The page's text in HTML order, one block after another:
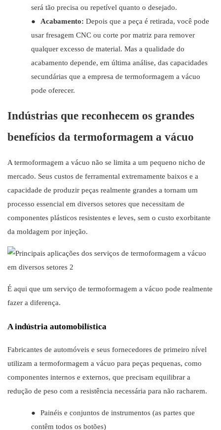
será tão precisa ou repetível quanto o desejado.
●
Acabamento: Depois que a peça é retirada, você pode
usar fresagem CNC ou corte por matriz para remover
qualquer excesso de material. Mas a qualidade do
acabamento depende, em última análise, das capacidades
secundárias que a empresa de termoformagem a vácuo
pode oferecer.
Indústrias que reconhecem os grandes
benefícios da termoformagem a vácuo
A termoformagem a vácuo não se limita a um pequeno nicho de
mercado. Seus custos de ferramental extremamente baixos e a
capacidade de produzir peças realmente grandes a tornam um
processo essencial em diversos setores que necessitam de
componentes plásticos resistentes e leves, sem o custo exorbitante
da moldagem por injeção.
É aqui que um serviço de termoformagem a vácuo pode realmente
fazer a diferença.
A indústria automobilística
Fabricantes de automóveis e seus fornecedores de primeiro nível
utilizam a termoformagem a vácuo para peças pequenas, como
componentes internos e externos, que precisam equilibrar a
redução de peso com a resistência necessária para não racharem.
●
Painéis e conjuntos de instrumentos (as partes que
contêm todos os botões)